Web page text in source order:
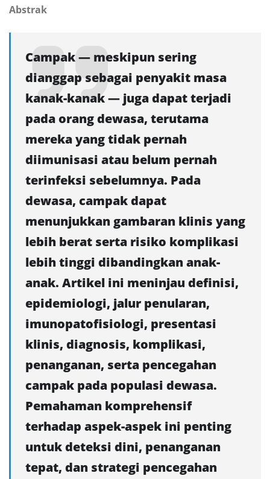
Abstrak
Campak — meskipun sering
dianggap sebagai penyakit masa
kanak-kanak — juga dapat terjadi
pada orang dewasa, terutama
mereka yang tidak pernah
diimunisasi atau belum pernah
terinfeksi sebelumnya. Pada
dewasa, campak dapat
menunjukkan gambaran klinis yang
lebih berat serta risiko komplikasi
lebih tinggi dibandingkan anak-
anak. Artikel ini meninjau definisi,
epidemiologi, jalur penularan,
imunopatofisiologi, presentasi
klinis, diagnosis, komplikasi,
penanganan, serta pencegahan
campak pada populasi dewasa.
Pemahaman komprehensif
terhadap aspek-aspek ini penting
untuk deteksi dini, penanganan
tepat, dan strategi pencegahan